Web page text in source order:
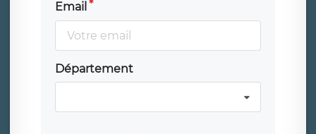
Email
Département